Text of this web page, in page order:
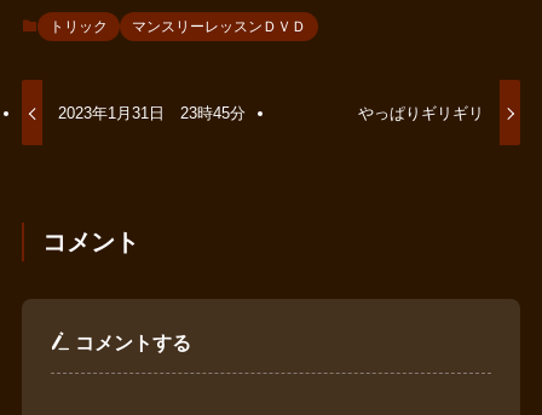
トリック マンスリーレッスンＤＶＤ
2023年1月31日 23時45分 やっぱりギリギリ
コメント
コメントする